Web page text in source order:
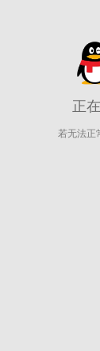
正
若无法正